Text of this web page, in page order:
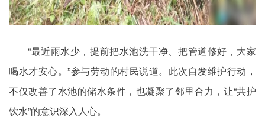
“最近雨水少，提前把水池洗干净、把管道修好，大家
喝水才安心。”参与劳动的村民说道。此次自发维护行动，
不仅改善了水池的储水条件，也凝聚了邻里合力，让“共护
饮水”的意识深入人心。